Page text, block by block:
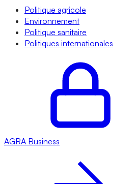
Politique agricole
Environnement
Politique sanitaire
Politiques internationales
AGRA Business